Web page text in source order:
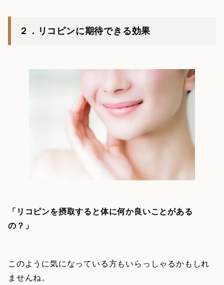
２．リコピンに期待できる効果
「リコピンを摂取すると体に何か良いことがある
の？」
このように気になっている方もいらっしゃるかもしれ
ませんね。